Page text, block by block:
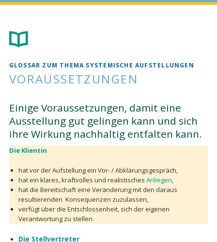
GLOSSAR ZUM THEMA SYSTEMISCHE AUFSTELLUNGEN
VORAUSSETZUNGEN
Einige Voraussetzungen, damit eine
Ausstellung gut gelingen kann und sich
ihre Wirkung nachhaltig entfalten kann.
Die Klientin
hat vor der Aufstellung ein Vor- / Abklärungsgespräch,
hat ein klares, kraftvolles und realistisches Anliegen,
hat die Bereitschaft eine Veränderung mit den daraus
resultierenden Konsequenzen zuzulassen,
verfügt über die Entschlossenheit, sich der eigenen
Verantwortung zu stellen.
Die Stellvertreter